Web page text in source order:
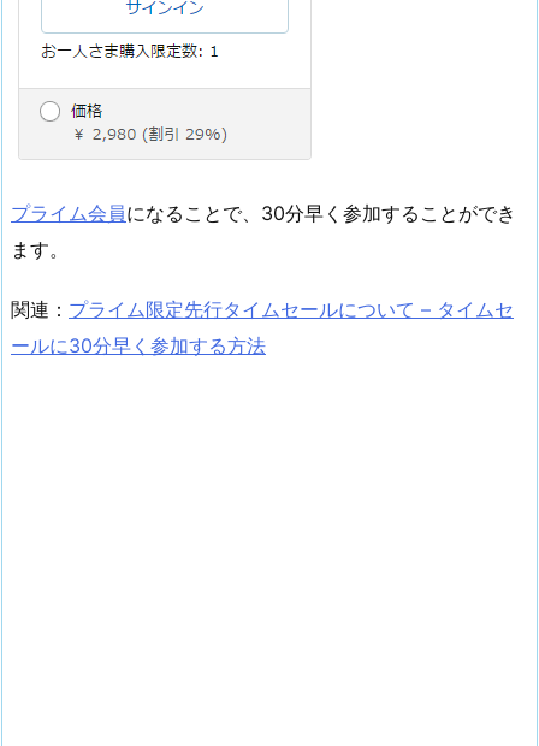
プライム会員になることで、30分早く参加することができ
ます。
関連： プライム限定先行タイムセールについて – タイムセ
ールに30分早く参加する方法